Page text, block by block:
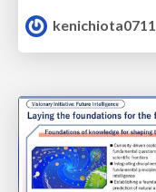
kenichiota0711